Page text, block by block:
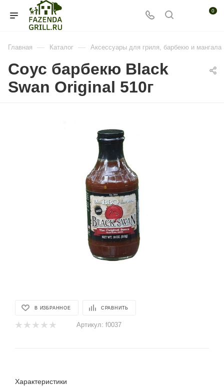
0
Главная — Каталог — Аксессуары для гриля, барбекю и мангала
Соус барбекю Black
Swan Original 510г
В ИЗБРАННОЕ СРАВНИТЬ
Артикул: f0037
Характеристики